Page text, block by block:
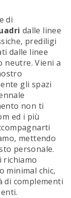
di
dalle linee
prediligi
dalle linee
neutre. Vieni a
gli spazi
non ti
ed i più
mettendo
personale.
richiamo
minimal chic,
di complementi